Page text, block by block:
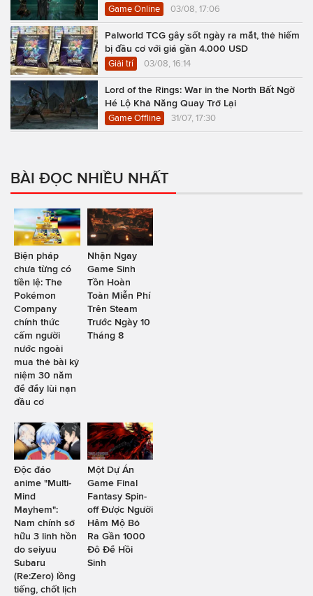
Game Online 03/08, 17:06
Palworld TCG gây sốt ngày ra mắt, thẻ hiếm
bị đầu cơ với giá gần 4.000 USD
Giải trí 03/08, 16:14
Lord of the Rings: War in the North Bất Ngờ
Hé Lộ Khả Năng Quay Trở Lại
Game Offline 31/07, 17:30
BÀI ĐỌC NHIỀU NHẤT
Biện pháp
chưa từng có
tiền lệ: The
Pokémon
Company
chính thức
cấm người
nước ngoài
mua thẻ bài kỷ
niệm 30 năm
để đẩy lùi nạn
đầu cơ
Nhận Ngay
Game Sinh
Tồn Hoàn
Toàn Miễn Phí
Trên Steam
Trước Ngày 10
Tháng 8
Độc đáo
anime "Multi-
Mind
Mayhem":
Nam chính sở
hữu 3 linh hồn
do seiyuu
Subaru
(Re:Zero) lồng
tiếng, chốt lịch
Một Dự Án
Game Final
Fantasy Spin-
off Được Người
Hâm Mộ Bỏ
Ra Gần 1000
Đô Để Hồi
Sinh